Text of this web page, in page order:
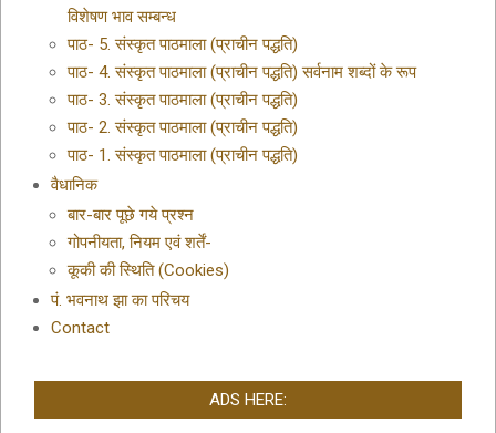
विशेषण भाव सम्बन्ध
पाठ- 5. संस्कृत पाठमाला (प्राचीन पद्धति)
पाठ- 4. संस्कृत पाठमाला (प्राचीन पद्धति) सर्वनाम शब्दों के रूप
पाठ- 3. संस्कृत पाठमाला (प्राचीन पद्धति)
पाठ- 2. संस्कृत पाठमाला (प्राचीन पद्धति)
पाठ- 1. संस्कृत पाठमाला (प्राचीन पद्धति)
वैधानिक
बार-बार पूछे गये प्रश्न
गोपनीयता, नियम एवं शर्तें-
कूकी की स्थिति (Cookies)
पं. भवनाथ झा का परिचय
Contact
ADS HERE: